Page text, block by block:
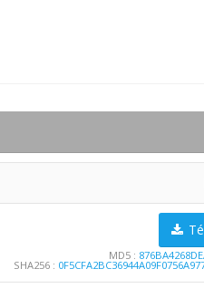
MD5 :
SHA256 :